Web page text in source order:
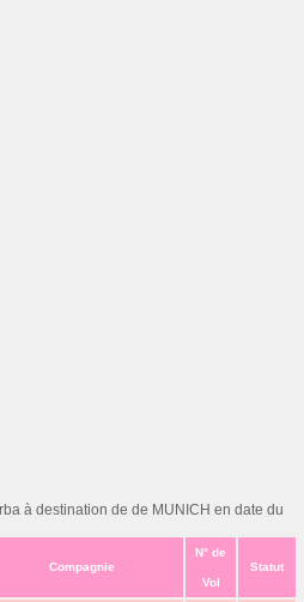
à destination de de MUNICH en date du
Compagnie
N° de
Vol
Statut